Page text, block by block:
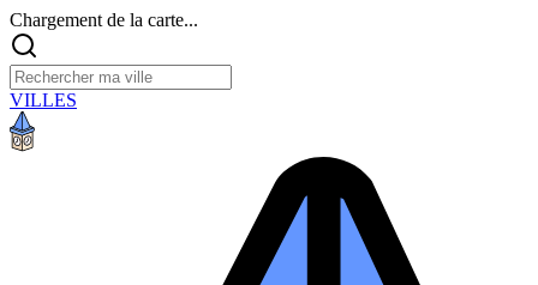
Chargement de la carte...
VILLES